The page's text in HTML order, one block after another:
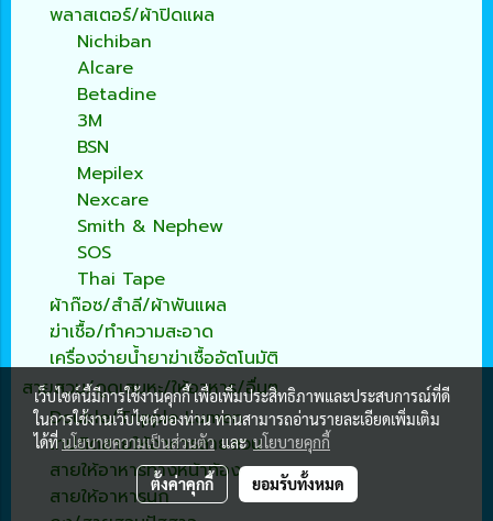
พลาสเตอร์/ผ้าปิดแผล
Nichiban
Alcare
Betadine
3M
BSN
Mepilex
Nexcare
Smith & Nephew
SOS
Thai Tape
ผ้าก๊อซ/สำลี/ผ้าพันแผล
ฆ่าเชื้อ/ทำความสะอาด
เครื่องจ่ายน้ำยาฆ่าเชื้ออัตโนมัติ
สายสวน/ดูดเสมหะ/ให้อาหาร/อื่นๆ
Double/Tripple Lumen
เทปติดสายให้อาหารสายสวน
สายให้อาหารทางหน้าท้อง
สายให้อาหารนก
เว็บไซต์นี้มีการใช้งานคุกกี้ เพื่อเพิ่มประสิทธิภาพและประสบการณ์ที่ดี
ในการใช้งานเว็บไซต์ของท่าน ท่านสามารถอ่านรายละเอียดเพิ่มเติม
ได้ที่นโยบายความเป็นส่วนตัวและนโยบายคุกกี้
ตั้งค่าคุกกี้ ยอมรับทั้งหมด